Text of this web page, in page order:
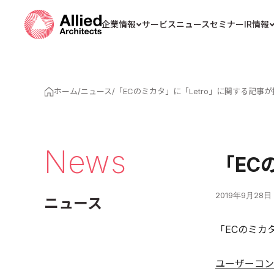
企業情報 サービスニュースセミナーIR情報
ホーム/ニュース/ 「ECのミカタ」に「Letro」に関する記事
News
ニュース
「
2019年9月28日
「ECのミ
ユーザーコ